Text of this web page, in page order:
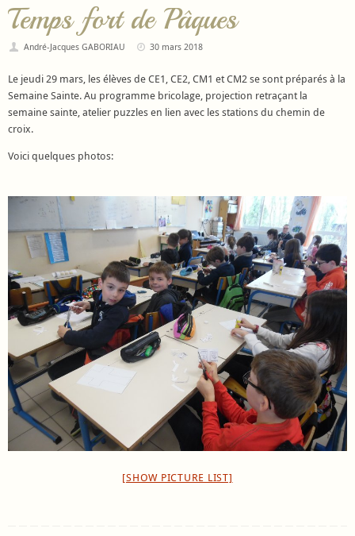
Temps fort de Pâques
André-Jacques GABORIAU 30 mars 2018
Le jeudi 29 mars, les élèves de CE1, CE2, CM1 et CM2 se sont préparés à la
Semaine Sainte. Au programme bricolage, projection retraçant la
semaine sainte, atelier puzzles en lien avec les stations du chemin de
croix.
Voici quelques photos:
[SHOW PICTURE LIST]